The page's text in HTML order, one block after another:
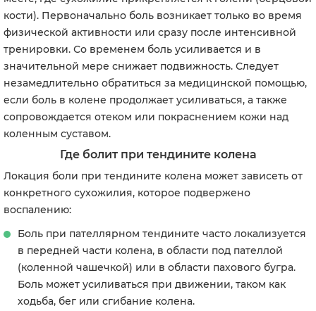
кости). Первоначально боль возникает только во время
физической активности или сразу после интенсивной
тренировки. Со временем боль усиливается и в
значительной мере снижает подвижность. Следует
незамедлительно обратиться за медицинской помощью,
если боль в колене продолжает усиливаться, а также
сопровождается отеком или покраснением кожи над
коленным суставом.
Где болит при тендините колена
Локация боли при тендините колена может зависеть от
конкретного сухожилия, которое подвержено
воспалению:
Боль при пателлярном тендините часто локализуется
в передней части колена, в области под пателлой
(коленной чашечкой) или в области пахового бугра.
Боль может усиливаться при движении, таком как
ходьба, бег или сгибание колена.